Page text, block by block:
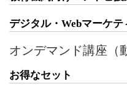
デジタル・Webマーケ
オンデマンド講座（
お得なセット